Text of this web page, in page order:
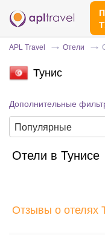
APL Travel Отели
Тунис
Дополнительные
Отели в Тунисе
Отзывы о отелях